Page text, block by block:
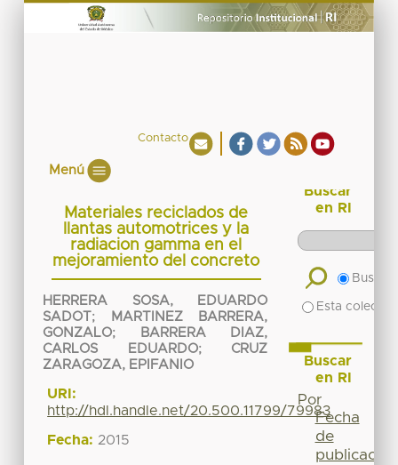
Contacto
Menú
Materiales reciclados de
llantas automotrices y la
radiacion gamma en el
mejoramiento del concreto
HERRERA SOSA, EDUARDO
SADOT ;
MARTINEZ BARRERA,
GONZALO;
BARRERA DIAZ,
CARLOS EDUARDO; CRUZ
ZARAGOZA, EPIFANIO
URI:
http://hdl.handle.net/20.500.11799/79983
Fecha: 2015
Buscar
en RI
Buscar
Esta
Buscar
en RI
Por
Fecha
de
publicación